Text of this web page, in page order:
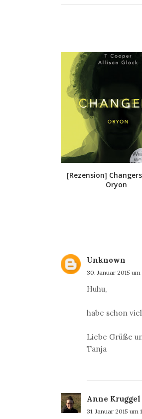
[Rezension]
Oryon
Unknown
30. Januar 2015 um
Huhu,
habe schon
Liebe Grüße
Tanja
Anne Kruggel
31. Januar 2015 um